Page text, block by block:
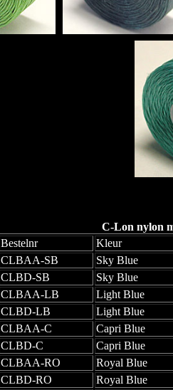
C-Lon nylon
Bestelnr
Kleur
CLBAA-SB
Sky Blue
CLBD-SB
Sky Blue
CLBAA-LB
Light Blue
CLBD-LB
Light Blue
CLBAA-C
Capri Blue
CLBD-C
Capri Blue
CLBAA-RO
Royal Blue
CLBD-RO
Royal Blue